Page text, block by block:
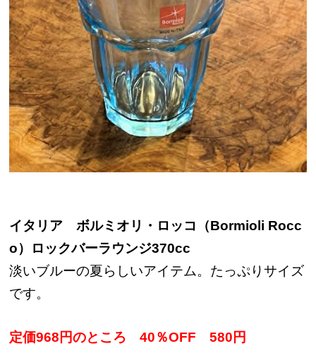
イタリア ボルミオリ・ロッコ（Bormioli Rocc
o）ロックバーラウンジ370cc
淡いブルーの夏らしいアイテム。たっぷりサイズ
です。
定価968円のところ 40％OFF 580円